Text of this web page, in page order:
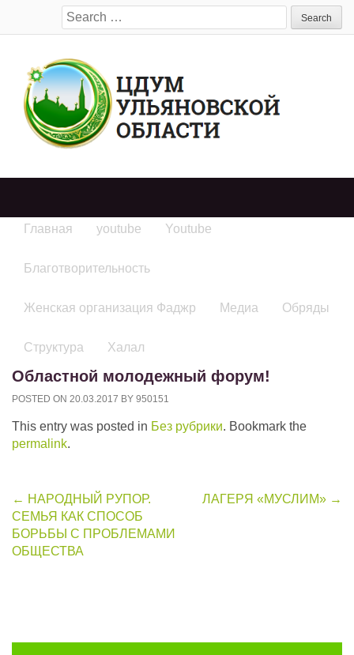
Search
for:
Главная youtube Youtube
Благотворительность
Женская организация Фаджр Медиа Обряды
Структура Халал
Областной молодежный форум!
POSTED ON 20.03.2017 BY 950151
This entry was posted in Без рубрики. Bookmark the
permalink.
Post
navigation
← НАРОДНЫЙ РУПОР.
СЕМЬЯ КАК СПОСОБ
БОРЬБЫ С ПРОБЛЕМАМИ
ОБЩЕСТВА
ЛАГЕРЯ «МУСЛИМ» →